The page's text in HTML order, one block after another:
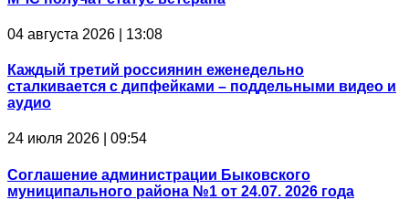
04 августа 2026 | 13:08
Каждый третий россиянин еженедельно
сталкивается с дипфейками – поддельными видео и
аудио
24 июля 2026 | 09:54
Соглашение администрации Быковского
муниципального района №1 от 24.07. 2026 года